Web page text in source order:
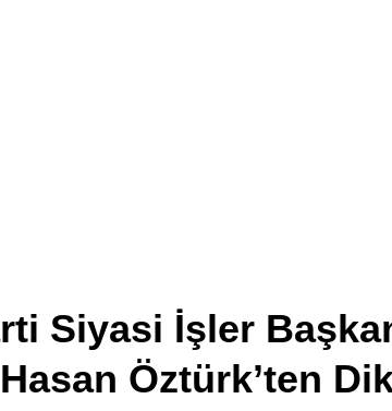
Siyasi İşler
Hasan Öztürk’ten